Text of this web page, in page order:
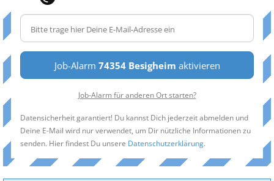
Job-Alarm 74354 Besigheim aktivieren
Job-Alarm für anderen Ort starten?
Datensicherheit garantiert! Du kannst Dich jederzeit abmelden und
Deine E-Mail wird nur verwendet, um Dir nützliche Informationen zu
senden. Hier findest Du unsere Datenschutzerklärung.